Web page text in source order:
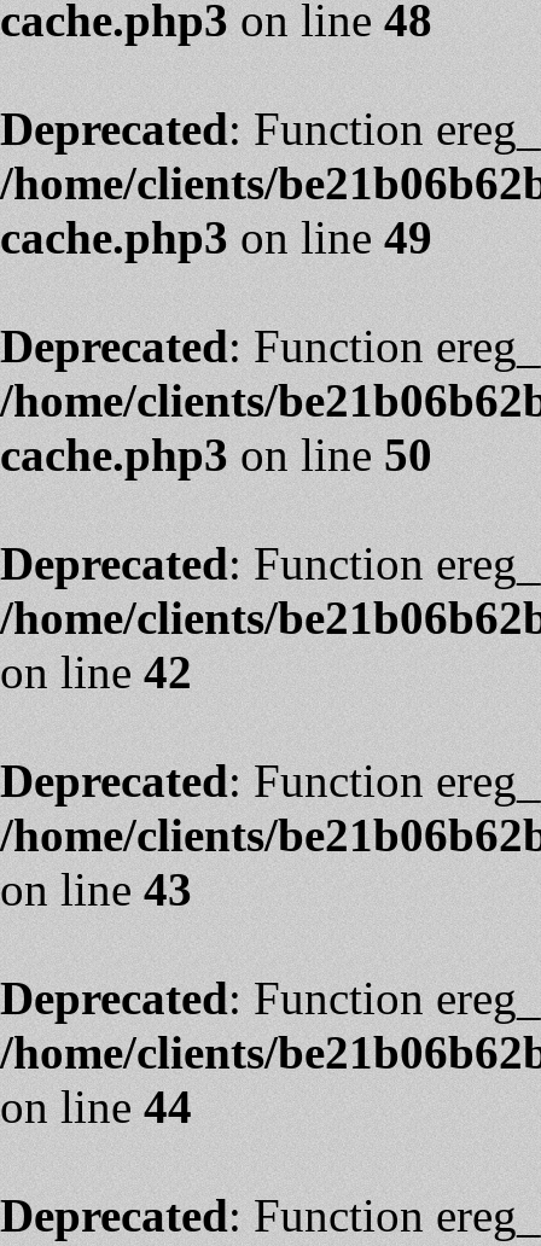
cache.php3on line48
Deprecated: Function
/home/clients/
cache.php3 on line49
Deprecated: Function
/home/clients/
cache.php3 on line50
Deprecated: Function
/home/clients/
on line42
Deprecated: Function
/home/clients/
on line43
Deprecated: Function
/home/clients/
on line44
Deprecated: Function